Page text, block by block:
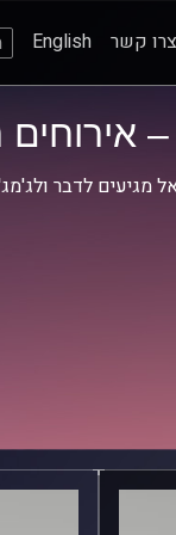
צרו קשר English
אירוחים
מגיעים לדבר